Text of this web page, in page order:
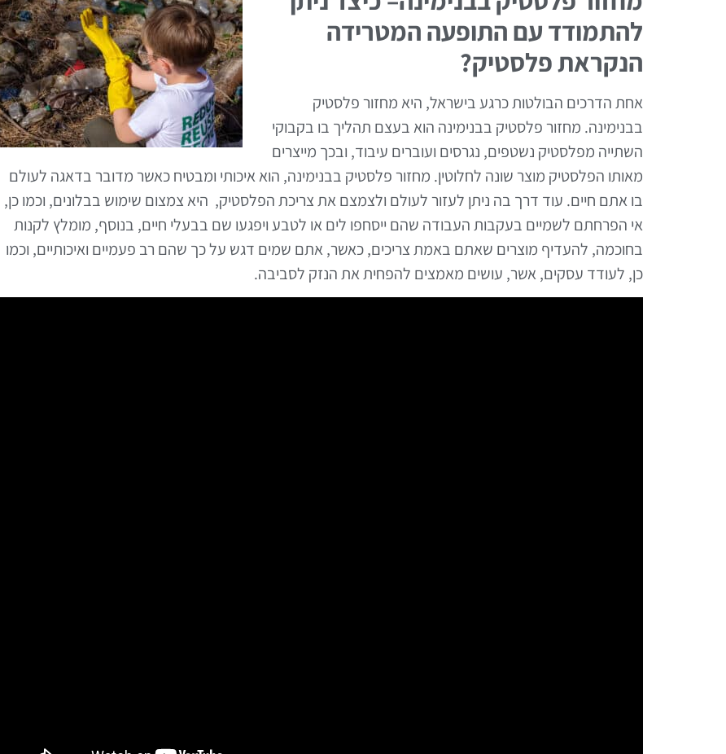
להתמודד עם התופעה המטרידה
הנקראת פלסטיק?
אחת הדרכים הבולטות כרגע בישראל, היא מחזור פלסטיק
בבנימינה. מחזור פלסטיק בבנימינה הוא בעצם תהליך בו בקבוקי
השתייה מפלסטיק נשטפים, נגרסים ועוברים עיבוד, ובכך מייצרים
מאותו הפלסטיק מוצר שונה לחלוטין. מחזור פלסטיק בבנימינה, הוא איכותי ומבטיח כאשר מדובר בדאגה לעולם
בו אתם חיים. עוד דרך בה ניתן לעזור לעולם ולצמצם את צריכת הפלסטיק, היא צמצום שימוש בבלונים, וכמו כן,
אי הפרחתם לשמיים בעקבות העבודה שהם ייסחפו לים או לטבע ויפגעו שם בבעלי חיים, בנוסף, מומלץ לקנות
בחוכמה, להעדיף מוצרים שאתם באמת צריכים, כאשר, אתם שמים דגש על כך שהם רב פעמיים ואיכותיים, וכמו
כן, לעודד עסקים, אשר, עושים מאמצים להפחית את הנזק לסביבה.